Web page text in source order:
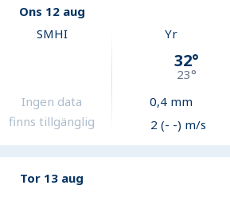
Ons 12 aug
SMHI
Ingen data
finns tillgänglig
Yr
32°
23°
0,4mm
2 (- -) m/s
Tor 13 aug